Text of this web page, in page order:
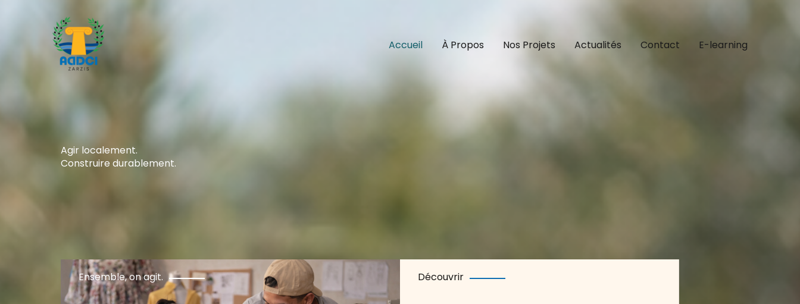
Accueil À Propos Nos Projets Actualités Contact E-learning
Agir localement.
Construire durablement.
Ensemble, on agit. Découvrir